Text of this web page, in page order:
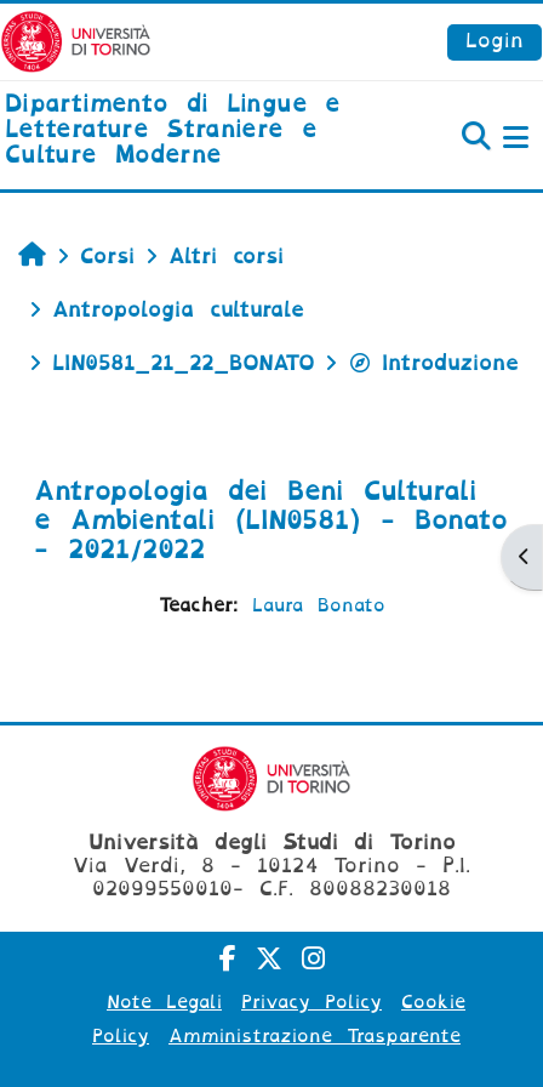
Vai al contenuto principale
Login
Dipartimento di Lingue e
Letterature Straniere e
Culture Moderne
Home
Corsi Altri corsi
Antropologia culturale
LIN0581_21_22_BONATO Introduzione
Antropologia dei Beni Culturali
e Ambientali (LIN0581) - Bonato
- 2021/2022
Teacher: Laura Bonato
Università degli Studi di Torino
Via Verdi, 8 - 10124 Torino - P.I.
02099550010- C.F. 80088230018
Note Legali Privacy Policy
Cookie
Policy
Amministrazione Trasparente